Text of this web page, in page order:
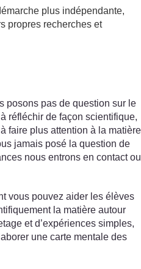
plus indépendante,
propres recherches et
posons pas de question sur le
réfléchir de façon scientifique,
faire plus attention à la matière
jamais posé la question de
nous entrons en contact ou
vous pouvez aider les élèves
la matière autour
et d’expériences simples,
une carte mentale des